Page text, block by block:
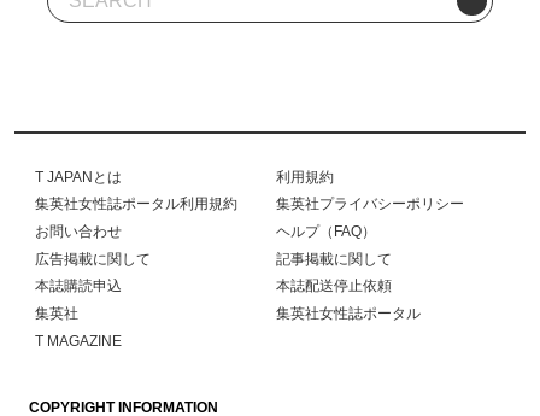
T JAPANとは
利用規約
集英社女性誌ポータル利用規約
集英社プライバシーポリシー
お問い合わせ
ヘルプ（FAQ）
広告掲載に関して
記事掲載に関して
本誌購読申込
本誌配送停止依頼
集英社
集英社女性誌ポータル
T MAGAZINE
COPYRIGHT INFORMATION